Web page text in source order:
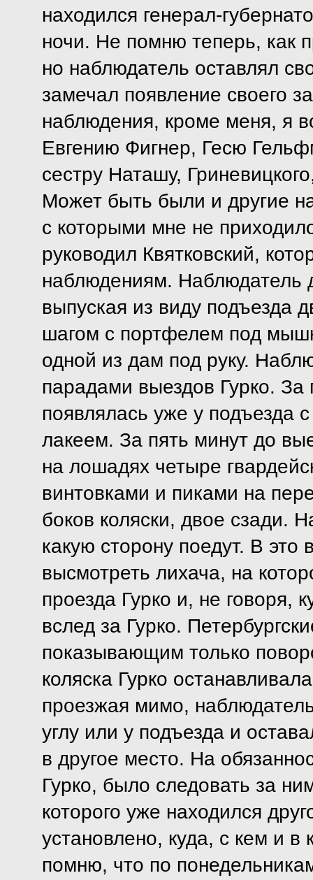
находился генерал-
ночи. Не помню теперь, как
но наблюдатель оставлял
замечал появление своего
наблюдения, кроме меня, я
Евгению Фигнер, Гесю
сестру Наташу,
Может быть были и другие
с которыми мне не
руководил Квятковский,
наблюдениям. Наблюдатель
выпуская из виду подъезда
шагом с портфелем под
одной из дам под руку.
парадами выездов Гурко. За
появлялась уже у подъезда
лакеем. За пять минут до
на лошадях четыре
винтовками и пиками на
боков коляски, двое сзади.
какую сторону поедут. В
высмотреть лихача, на
проезда Гурко и, не говоря,
вслед за Гурко.
показывающим только
коляска Гурко
проезжая мимо,
углу или у подъезда и
в другое место. На
Гурко, было следовать за
которого уже находился
установлено, куда, с кем и
помню, что по